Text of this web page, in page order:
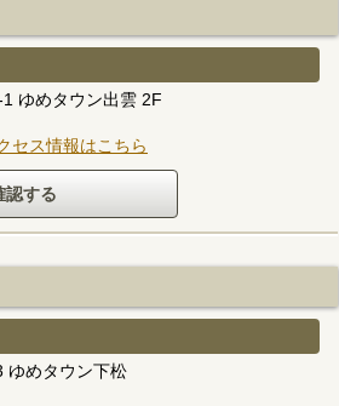
ゆめタウン出雲 2F
セス情報はこちら
ゆめタウン下松